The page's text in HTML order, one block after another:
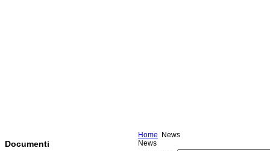
Documenti
Home
News
News